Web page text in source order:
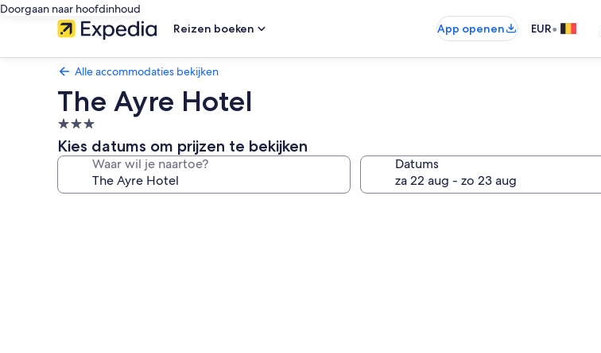
Doorgaan naar hoofdinhoud
Reizen boeken
App openen EUR•
Alle accommodaties bekijken
The Ayre Hotel
3.0-
sterrenaccommodatie
Kies datums om prijzen te bekijken
Waar wil je naartoe? Datums